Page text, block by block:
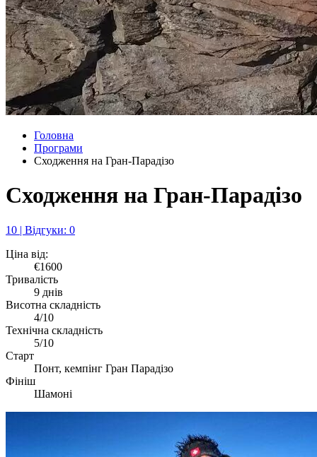
Головна
Програми
Сходження на Гран-Парадізо
Сходження на Гран-Парадізо
10 | Відгуки: 0
Ціна від:
€1600
Тривалість
9 днів
Висотна складність
4/10
Технічна складність
5/10
Старт
Понт, кемпінг Гран Парадізо
Фініш
Шамоні